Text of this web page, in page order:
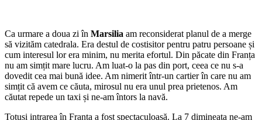
Ca urmare a doua zi în Marsilia am reconsiderat planul de a merge
să vizităm catedrala. Era destul de costisitor pentru patru persoane și
cum interesul lor era minim, nu merita efortul. Din păcate din Franța
nu am simțit mare lucru. Am luat-o la pas din port, ceea ce nu s-a
dovedit cea mai bună idee. Am nimerit într-un cartier în care nu am
simțit că avem ce căuta, mirosul nu era unul prea prietenos. Am
căutat repede un taxi și ne-am întors la navă.
Totuși intrarea în Franța a fost spectaculoasă. La 7 dimineața ne-am